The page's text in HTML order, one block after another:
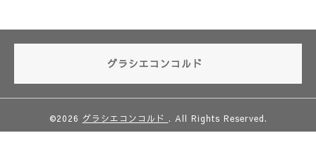
グラシエコンコルド
©2026 グラシエコンコルド . All Rights Reserved.